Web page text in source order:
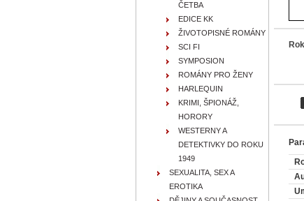
ČETBA
EDICE KK
ŽIVOTOPISNÉ ROMÁNY
SCI FI
SYMPOSION
ROMÁNY PRO ŽENY
HARLEQUIN
KRIMI, ŠPIONÁŽ,
HORORY
WESTERNY A
DETEKTIVKY DO ROKU
1949
SEXUALITA, SEX A
EROTIKA